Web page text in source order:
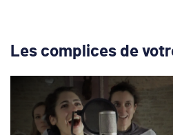
Les complices de